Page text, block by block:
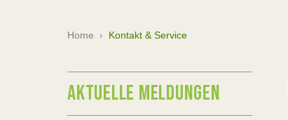
Home › Kontakt & Service
AKTUELLE MELDUNGEN